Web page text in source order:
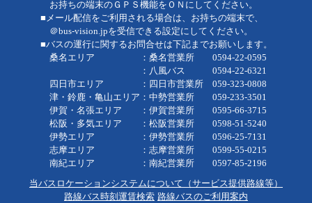
お持ちの端末のＧＰＳ機能をＯＮにしてください。
■メール配信をご利用される場合は、お持ちの端末で、
＠bus-vision.jpを受信できる設定にしてください。
■バスの運行に関するお問合せは下記までお願いします。
桑名エリア ：桑名営業所 0594-22-0595
：八風バス 0594-22-6321
四日市エリア ：四日市営業所 059-323-0808
津・鈴鹿・亀山エリア：中勢営業所 059-233-3501
伊賀・名張エリア ：伊賀営業所 0595-66-3715
松阪・多気エリア ：松阪営業所 0598-51-5240
伊勢エリア ：伊勢営業所 0596-25-7131
志摩エリア ：志摩営業所 0599-55-0215
南紀エリア ：南紀営業所 0597-85-2196
当バスロケーションシステムについて（サービス提供路線等）
路線バス時刻運賃検索 路線バスのご利用案内